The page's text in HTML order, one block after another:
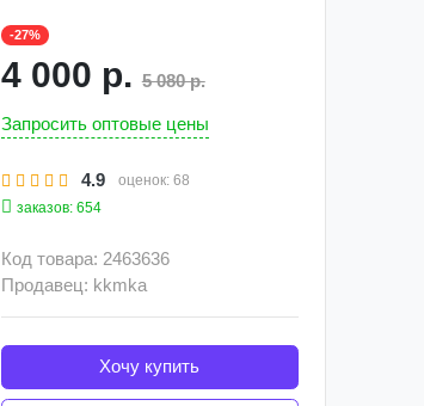
-27%
4 000 р. 5 080 р.
Запросить оптовые цены
4.9 оценок: 68
заказов: 654
Код товара: 2463636
Продавец: kkmka
Хочу купить